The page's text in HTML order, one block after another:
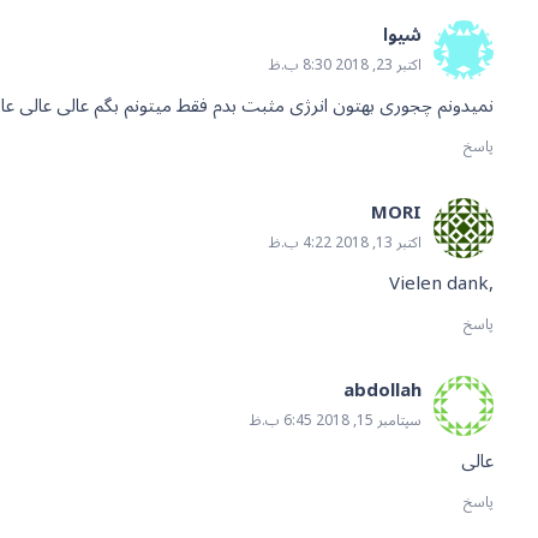
شیوا
اکتبر 23, 2018 8:30 ب.ظ
نمیدونم چجوری بهتون انرژی مثبت بدم فقط میتونم بگم عالی عالی
پاسخ
MORI
اکتبر 13, 2018 4:22 ب.ظ
,Vielen dank
پاسخ
abdollah
سپتامبر 15, 2018 6:45 ب.ظ
عالی
پاسخ